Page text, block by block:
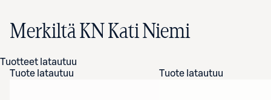
Merkiltä KN Kati Niemi
Tuotteet latautuu
Tuote latautuu
Tuote latautuu